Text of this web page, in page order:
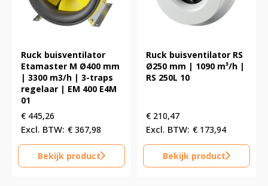
Ruck buisventilator
Etamaster M Ø400 mm
| 3300 m3/h | 3-traps
regelaar | EM 400 E4M
01
€ 445,26
€ 367,98
Bekijk product
Ruck buisventilator RS
Ø250 mm | 1090 m³/h |
RS 250L 10
€ 210,47
€ 173,94
Bekijk product